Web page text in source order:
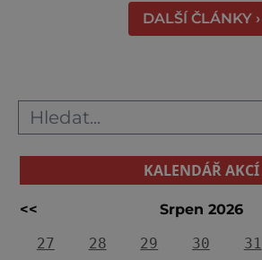
DALŠÍ ČLÁNKY ›
KALENDÁŘ AKCÍ
<< Srpen 2026
27
28 29 30 31